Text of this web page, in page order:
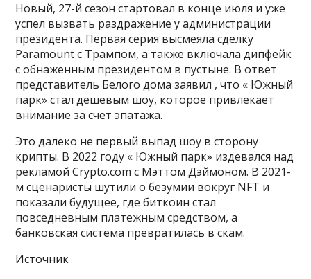
Новый, 27-й сезон стартовал в конце июля и уже
успел вызвать раздражение у администрации
президента. Первая серия высмеяла сделку
Paramount с Трампом, а также включала дипфейк
с обнаженным президентом в пустыне. В ответ
представитель Белого дома заявил , что « Южный
парк» стал дешевым шоу, которое привлекает
внимание за счет эпатажа.
Это далеко не первый выпад шоу в сторону
крипты. В 2022 году « Южный парк» издевался над
рекламой Crypto.com с Мэттом Дэймоном. В 2021-
м сценаристы шутили о безумии вокруг NFT и
показали будущее, где биткоин стал
повседневным платежным средством, а
банковская система превратилась в скам.
Источник